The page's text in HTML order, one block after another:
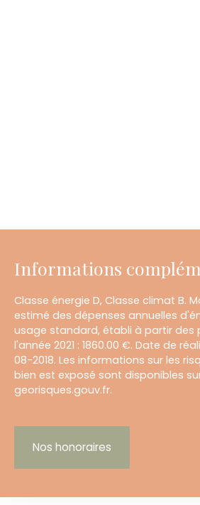
Informations
Classe énergie D, Classe climat B.
estimé des dépenses annuelles
usage standard, établi à partir des
l'année 2021 : 1860.00 €. Date de
08-2018. Les informations sur les
bien est exposé sont disponibles
georisques.gouv.fr.
Nos honoraires